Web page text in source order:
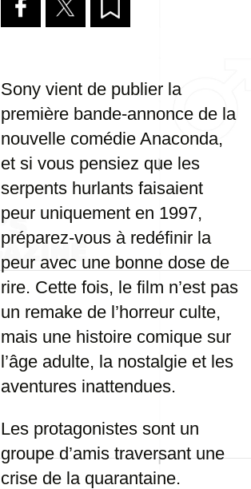
Sony vient de publier la
première bande-annonce de la
nouvelle comédie Anaconda,
et si vous pensiez que les
serpents hurlants faisaient
peur uniquement en 1997,
préparez-vous à redéfinir la
peur avec une bonne dose de
rire. Cette fois, le film n’est pas
un remake de l’horreur culte,
mais une histoire comique sur
l’âge adulte, la nostalgie et les
aventures inattendues.
Les protagonistes sont un
groupe d’amis traversant une
crise de la quarantaine.